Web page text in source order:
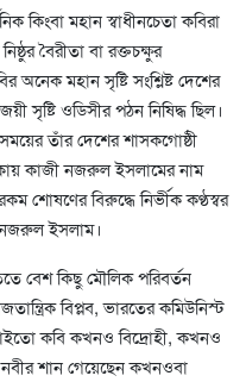
কিংবা মহান স্বাধীনচেতা কবিরা
বৈরীতা বা রক্তচক্ষুর
মহান সৃষ্টি সংশ্লিষ্ট দেশের
সৃষ্টি ওডিসীর পঠন নিষিদ্ধ ছিল।
তাঁর দেশের শাসকগোষ্ঠী
কাজী নজরুল ইসলামের নাম
শোষণের বিরুদ্ধে নির্ভীক কণ্ঠস্বর
নজরুল ইসলাম।
বেশ কিছু মৌলিক পরিবর্তন
বিপ্লব, ভারতের কমিউনিস্ট
কবি কখনও বিদ্রোহী, কখনও
শান গেয়েছেন কখনওবা